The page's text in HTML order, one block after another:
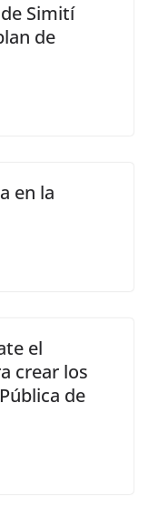
Simití
de
en la
el
crear los
de